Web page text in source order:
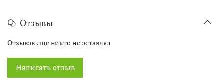
Отзывы
Отзывов еще никто не оставлял
Написать отзыв